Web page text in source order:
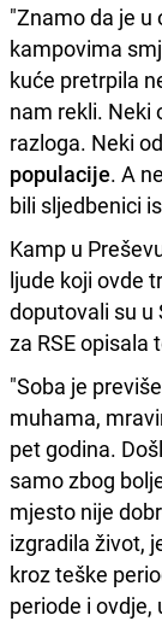
"Znamo da je
kampovima
kuće pretrpila
nam rekli. Neki
razloga. Neki
populacije. A
bili sljedbenici
Kamp u
ljude koji ovde
doputovali su u
za RSE opisala
"Soba je
muhama,
pet godina.
samo zbog
mjesto nije
izgradila život,
kroz teške
periode i ovdje,